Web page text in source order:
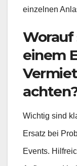
einzelnen
Worauf
einem
Wichtig sind
Ersatz bei
Events.